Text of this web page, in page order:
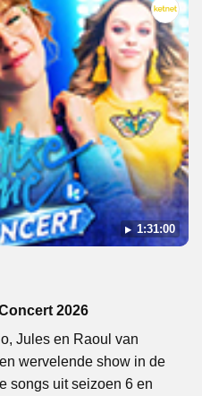
is het populaire programma
uitgezonden, de meest
1:31:00
2026
Jules en Raoul van
wervelende show in de
songs uit seizoen 6 en